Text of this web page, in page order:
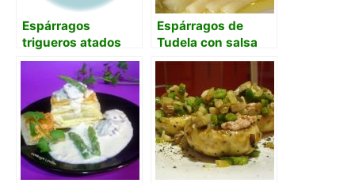
Espárragos
trigueros atados
con jamón
Espárragos de
Tudela con salsa
vinagreta